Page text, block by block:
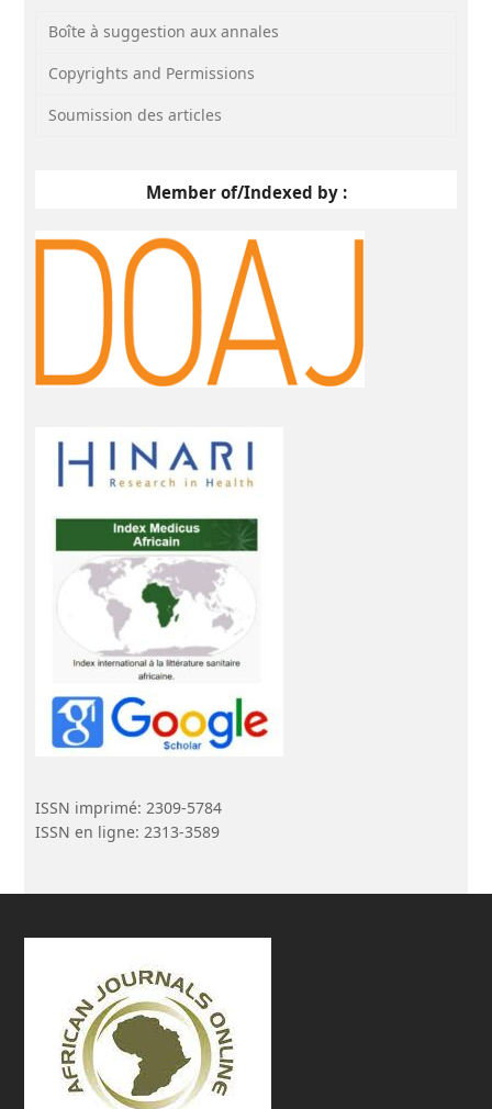
Boîte à suggestion aux annales
Copyrights and Permissions
Soumission des articles
Member of/Indexed by :
ISSN imprimé: 2309-5784
ISSN en ligne: 2313-3589